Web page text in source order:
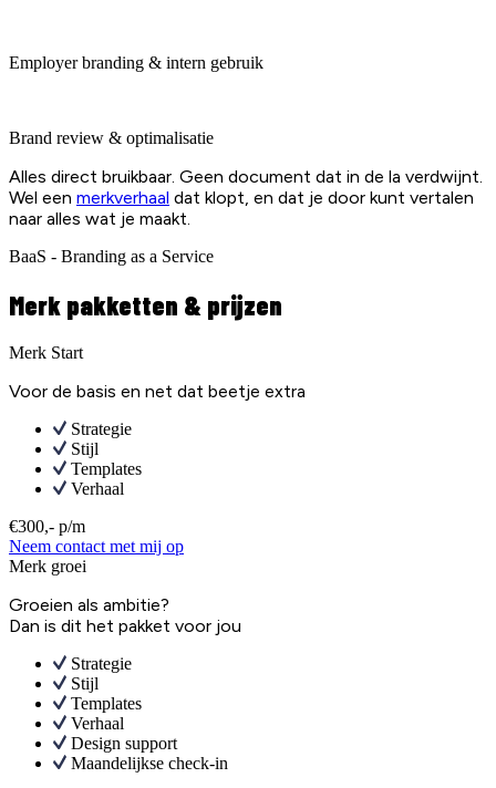
Employer branding & intern gebruik
Brand review & optimalisatie
Alles direct bruikbaar. Geen document dat in de la verdwijnt.
Wel een merkverhaal dat klopt, en dat je door kunt vertalen
naar alles wat je maakt.
BaaS - Branding as a Service
Merk pakketten & prijzen
Merk Start
Voor de basis en net dat beetje extra
Strategie
Stijl
Templates
Verhaal
€300,- p/m
Neem contact met mij op
Merk groei
Groeien als ambitie?
Dan is dit het pakket voor jou
Strategie
Stijl
Templates
Verhaal
Design support
Maandelijkse check-in